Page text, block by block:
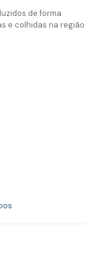
de forma
e colhidas na região